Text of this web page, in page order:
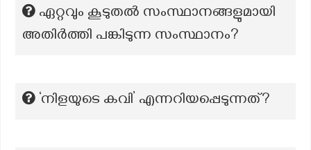
ഏറ്റവും കൂടുതൽ സംസ്ഥാനങ്ങളുമായി
അതിർത്തി പങ്കിടുന്ന സംസ്ഥാനം?
‘നിളയുടെ കവി’ എന്നറിയപ്പെടുന്നത്?